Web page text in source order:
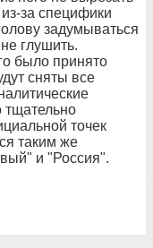
за специфики
задумываться
глушить.
было принято
сняты все
тщательно
точек
таким же
и "Россия".